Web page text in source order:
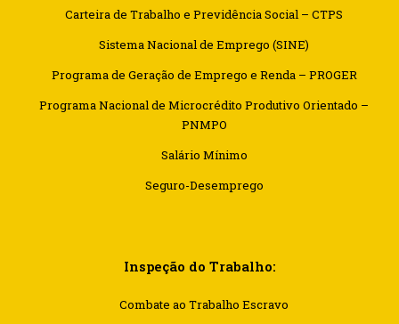
Carteira de Trabalho e Previdência Social – CTPS
Sistema Nacional de Emprego (SINE)
Programa de Geração de Emprego e Renda – PROGER
Programa Nacional de Microcrédito Produtivo Orientado –
PNMPO
Salário Mínimo
Seguro-Desemprego
Inspeção do Trabalho:
Combate ao Trabalho Escravo